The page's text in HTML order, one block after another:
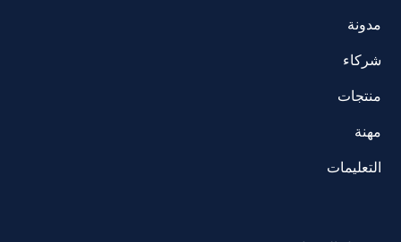
مدونة
شركاء
منتجات
مهنة
التعليمات